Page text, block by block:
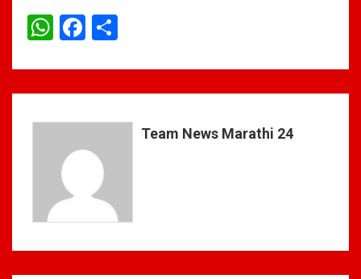
W
at
A
p
p
F
ce
o
o
k
ar
Team News Marathi 24